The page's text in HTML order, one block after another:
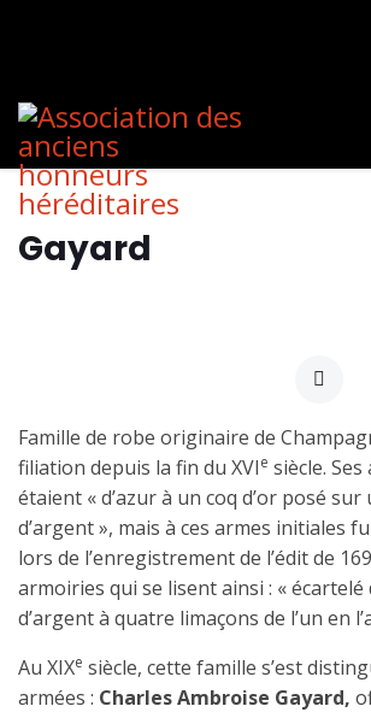
Gayard
Famille de robe originaire de
filiation depuis la fin du XVIe siècle.
étaient « d’azur à un coq d’or posé
d’argent », mais à ces armes initiales
lors de l’enregistrement de l’édit de
armoiries qui se lisent ainsi : «
d’argent à quatre limaçons de l’un en
Au XIXe siècle, cette famille s’est
armées : Charles Ambroise Gayard,